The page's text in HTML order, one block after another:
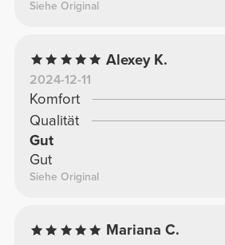
Siehe Original
Alexey K.
2024-12-11
Komfort
Qualität
Gut
Gut
Siehe Original
Mariana C.